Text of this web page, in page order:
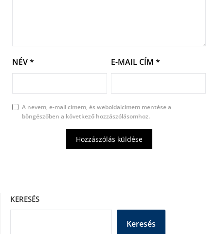
NÉV* E-MAIL CÍM *
A nevem, e-mail címem, és weboldalcímem mentése a
böngészőben a következő hozzászólásomhoz.
KERESÉS
Keresés